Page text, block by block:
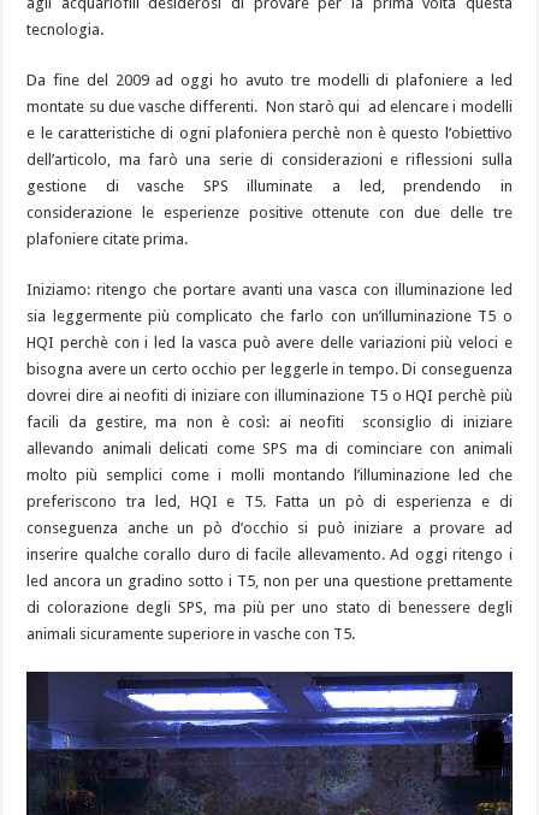
tecnologia.
Da fine del 2009 ad oggi ho avuto tre modelli di plafoniere a led
montate su due vasche differenti. Non starò qui ad elencare i modelli
e le caratteristiche di ogni plafoniera perchè non è questo l’obiettivo
dell’articolo, ma farò una serie di considerazioni e riflessioni sulla
gestione di vasche SPS illuminate a led, prendendo in
considerazione le esperienze positive ottenute con due delle tre
plafoniere citate prima.
Iniziamo: ritengo che portare avanti una vasca con illuminazione led
sia leggermente più complicato che farlo con un’illuminazione T5 o
HQI perchè con i led la vasca può avere delle variazioni più veloci e
bisogna avere un certo occhio per leggerle in tempo. Di conseguenza
dovrei dire ai neofiti di iniziare con illuminazione T5 o HQI perchè più
facili da gestire, ma non è così: ai neofiti sconsiglio di iniziare
allevando animali delicati come SPS ma di cominciare con animali
molto più semplici come i molli montando l’illuminazione led che
preferiscono tra led, HQI e T5. Fatta un pò di esperienza e di
conseguenza anche un pò d’occhio si può iniziare a provare ad
inserire qualche corallo duro di facile allevamento. Ad oggi ritengo i
led ancora un gradino sotto i T5, non per una questione prettamente
di colorazione degli SPS, ma più per uno stato di benessere degli
animali sicuramente superiore in vasche con T5.